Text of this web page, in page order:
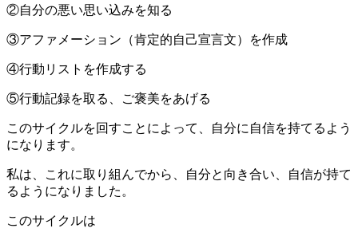
②自分の悪い思い込みを知る
③アファメーション（肯定的自己宣言文）を作成
④行動リストを作成する
⑤行動記録を取る、ご褒美をあげる
このサイクルを回すことによって、自分に自信を持てるよう
になります。
私は、これに取り組んでから、自分と向き合い、自信が持て
るようになりました。
このサイクルは